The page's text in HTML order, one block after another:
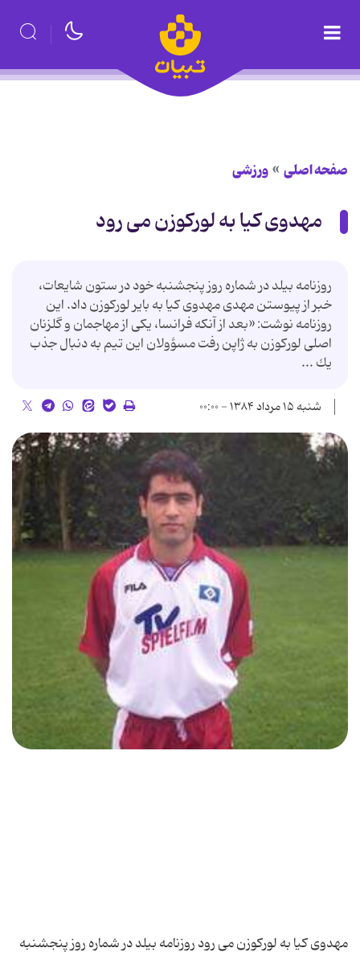
صفحه اصلی ورزشی
مهدوى كیا به لوركوزن مى رود
روزنامه بیلد در شماره روز پنجشنبه خود در ستون شایعات،
خبر از پیوستن مهدى مهدوى كیا به بایر لوركوزن داد. این
روزنامه نوشت: «بعد از آنكه فرانسا، یكى از مهاجمان و گلزنان
اصلى لوركوزن به ژاپن رفت مسؤولان این تیم به دنبال جذب
یك ...
شنبه ۱۵ مرداد ۱۳۸۴ - ۰۰:۰۰
مهدوى كیا به لوركوزن مى رود روزنامه بیلد در شماره روز پنجشنبه